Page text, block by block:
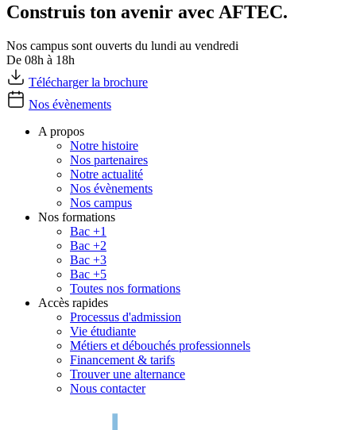
Construis ton avenir avec AFTEC.
Nos campus sont ouverts du lundi au vendredi
De 08h à 18h
Télécharger la brochure
Nos évènements
A propos
Notre histoire
Nos partenaires
Notre actualité
Nos évènements
Nos campus
Nos formations
Bac +1
Bac +2
Bac +3
Bac +5
Toutes nos formations
Accès rapides
Processus d'admission
Vie étudiante
Métiers et débouchés professionnels
Financement & tarifs
Trouver une alternance
Nous contacter